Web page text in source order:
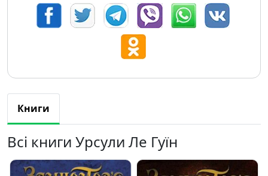
Книги
Всі книги Урсули Ле Гуїн